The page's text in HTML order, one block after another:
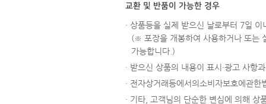
교환 및 반품이 가능한 경우
· 상품등을 실제 받으신 날로부터 7일 이
(※ 포장을 개봉하여 사용하거나 또는
가능합니다.)
· 받으신 상품의 내용이 표시·광고 사항
· 전자상거래등에서의소비자보호에관
· 기타, 고객님의 단순한 변심에 의해